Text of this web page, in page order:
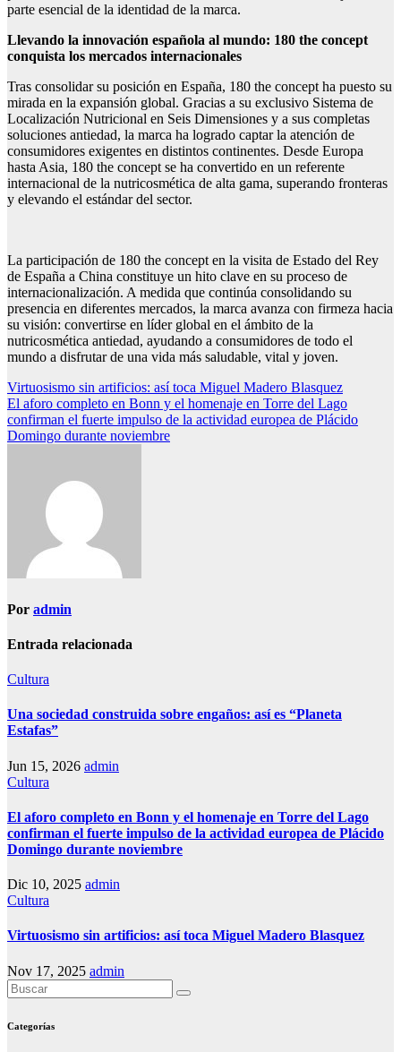
parte esencial de la identidad de la marca.
Llevando la innovación española al mundo: 180 the concept
conquista los mercados internacionales
Tras consolidar su posición en España, 180 the concept ha puesto su
mirada en la expansión global. Gracias a su exclusivo Sistema de
Localización Nutricional en Seis Dimensiones y a sus completas
soluciones antiedad, la marca ha logrado captar la atención de
consumidores exigentes en distintos continentes. Desde Europa
hasta Asia, 180 the concept se ha convertido en un referente
internacional de la nutricosmética de alta gama, superando fronteras
y elevando el estándar del sector.
La participación de 180 the concept en la visita de Estado del Rey
de España a China constituye un hito clave en su proceso de
internacionalización. A medida que continúa consolidando su
presencia en diferentes mercados, la marca avanza con firmeza hacia
su visión: convertirse en líder global en el ámbito de la
nutricosmética antiedad, ayudando a consumidores de todo el
mundo a disfrutar de una vida más saludable, vital y joven.
Navegación
de
entradas
Virtuosismo sin artificios: así toca Miguel Madero Blasquez
El aforo completo en Bonn y el homenaje en Torre del Lago
confirman el fuerte impulso de la actividad europea de Plácido
Domingo durante noviembre
Por admin
Entrada relacionada
Cultura
Una sociedad construida sobre engaños: así es “Planeta
Estafas”
Jun 15, 2026 admin
Cultura
El aforo completo en Bonn y el homenaje en Torre del Lago
confirman el fuerte impulso de la actividad europea de Plácido
Domingo durante noviembre
Dic 10, 2025 admin
Cultura
Virtuosismo sin artificios: así toca Miguel Madero Blasquez
Nov 17, 2025 admin
Categorías